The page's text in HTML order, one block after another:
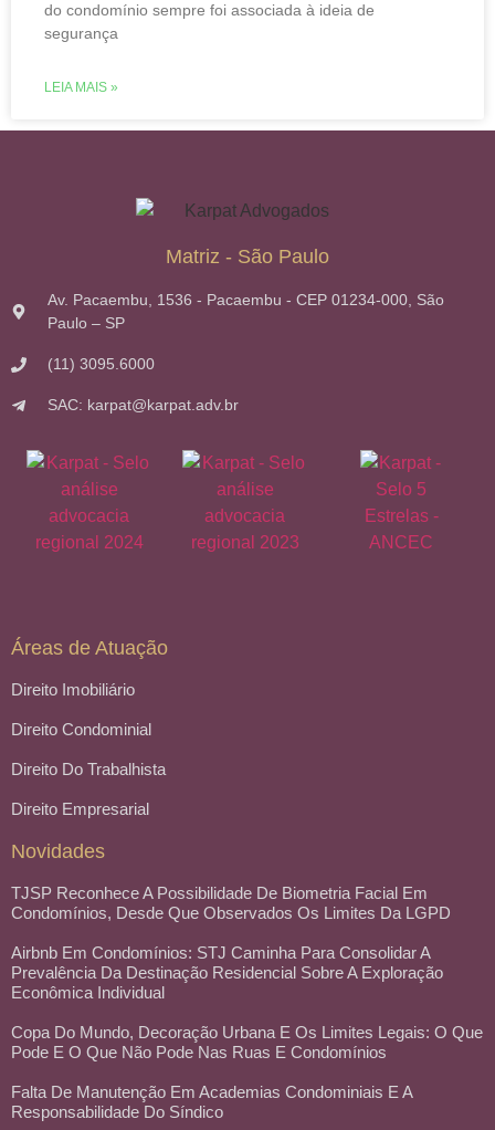
do condomínio sempre foi associada à ideia de
segurança
LEIA MAIS »
Matriz - São Paulo
Av. Pacaembu, 1536 - Pacaembu - CEP 01234-000, São
Paulo – SP
(11) 3095.6000
SAC: karpat@karpat.adv.br
Áreas de Atuação
Direito Imobiliário
Direito Condominial
Direito Do Trabalhista
Direito Empresarial
Novidades
TJSP Reconhece A Possibilidade De Biometria Facial Em
Condomínios, Desde Que Observados Os Limites Da LGPD
Airbnb Em Condomínios: STJ Caminha Para Consolidar A
Prevalência Da Destinação Residencial Sobre A Exploração
Econômica Individual
Copa Do Mundo, Decoração Urbana E Os Limites Legais: O Que
Pode E O Que Não Pode Nas Ruas E Condomínios
Falta De Manutenção Em Academias Condominiais E A
Responsabilidade Do Síndico